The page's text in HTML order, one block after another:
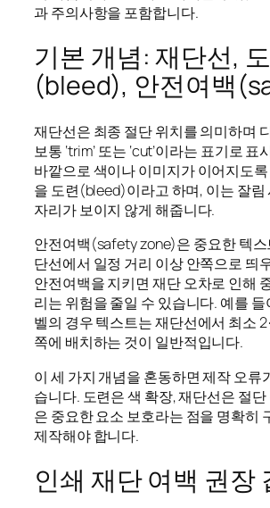
과 주의사항을 포함합니다.
기본 개념: 재단선,
(bleed), 안전여백
재단선은 최종 절단 위치를 의미하며
보통 ‘trim’ 또는 ‘cut’이라는 표기로 표
바깥으로 색이나 이미지가 이어지도
을 도련(bleed)이라고 하며, 이는 잘림
자리가 보이지 않게 해줍니다.
안전여백(safety zone)은 중요한 텍스
단선에서 일정 거리 이상 안쪽으로 띄
안전여백을 지키면 재단 오차로 인해
리는 위험을 줄일 수 있습니다. 예를
벨의 경우 텍스트는 재단선에서 최소
쪽에 배치하는 것이 일반적입니다.
이 세 가지 개념을 혼동하면 제작 오류
습니다. 도련은 색 확장, 재단선은 절
은 중요한 요소 보호라는 점을 명확히
제작해야 합니다.
인쇄 재단 여백 권장